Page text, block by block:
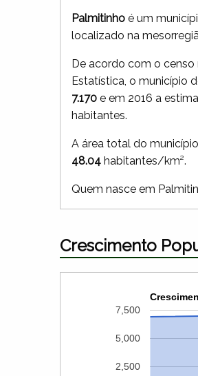
Palmitinho é um
localizado na
De acordo com o
Estatística, o município
7.170 e em 2016 a
habitantes.
A área total do
48.04 habitantes/km².
Quem nasce em
Crescimento
2,500
5,000
7,500